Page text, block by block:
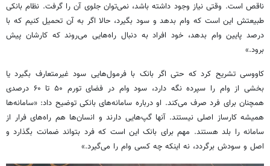
ناقص است. وقتی نیاز وجود داشته باشد، نمی‌توان جلوی آن را گرفت. نظام بانکی
طبیعتش این است که وام بدهد و سود بگیرد، حالا اگر به آن تحمیل کنیم که با
درصد پایین وام بدهد، خود افراد به دنبال راه‌هایی می‌روند که کارشان پیش
برود.»
کاووسی تشریح کرد که حتی اگر بانک با فرمول‌هایی سود غیرمتعارف بگیرد یا
بخشی از وام را سپرده نگه دارد، سود وام در فضای تورم ۵۰ تا ۶۰ درصدی
همچنان برای فرد صرف می‌کند. او درباره سامانه‌های بانکی توضیح داد: «سامانه‌ها
همیشه کارساز اصلی نیستند. آنها گپ‌هایی دارند و انسان‌ها هم راه‌های فرار از
سامانه را بلد هستند. مهم برای بانک این است که فرد بتواند ضمانت بگذارد و
اصل و سودش برگردد، نه اینکه چه کسی وام را می‌گیرد.»